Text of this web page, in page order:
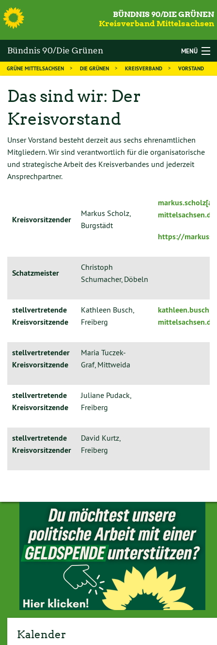
S
BÜNDNIS 90/DIE GRÜNEN
Kreisverband Mittelsachsen
Bündnis 90/Die Grünen
Mittelsachsen
MENÜ
WAHLEN
DIE GRÜNEN
MANDATSTRÄGER
THEMEN
KALENDER
NEWS
GRÜNE MITTELSACHSEN DIE GRÜNEN KREISVERBAND VORSTAND
Das sind wir: Der
Kreisvorstand
Unser Vorstand besteht derzeit aus sechs ehrenamtlichen
Mitgliedern. Wir sind verantwortlich für die organisatorische
und strategische Arbeit des Kreisverbandes und jederzeit
Ansprechpartner.
Kreisvorsitzender
Markus Scholz,
Burgstädt
mittelsachsen.de
https://
Schatzmeister
Christoph
Schumacher, Döbeln
stellvertretende
Kreisvorsitzende
Kathleen Busch,
Freiberg
mittelsachsen.de
stellvertretender
Kreisvorsitzende
Maria Tuczek-
Graf, Mittweida
stellvertretende
Kreisvorsitzende
Juliane Pudack,
Freiberg
stellvertretende
Kreisvorsitzender
David Kurtz,
Freiberg
Kalender